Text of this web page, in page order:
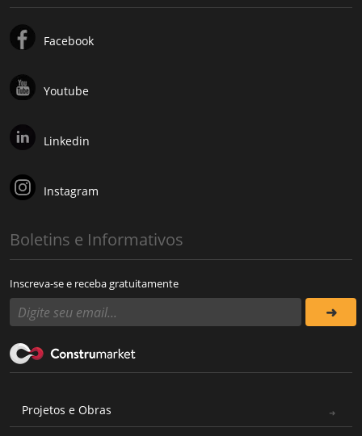
Facebook
Youtube
Linkedin
Instagram
Boletins e Informativos
Inscreva-se e receba gratuitamente
Projetos e Obras